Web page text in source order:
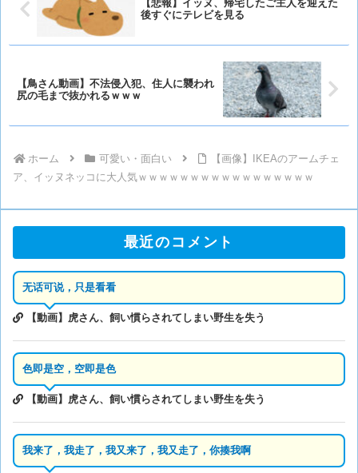
【悲報】イッヌ、帰宅したご主人を迎えた
後すぐにテレビを見る
【鳥さん動画】不法侵入犯、住人に襲われ
尻の毛まで抜かれるｗｗｗ
ホーム 可愛い・面白い
【画像】IKEAのアームチェ
ア、イッヌネッコに大人気ｗｗｗｗｗｗｗｗｗｗｗｗｗｗｗｗｗ
最近のコメント
无话可说，只是看看
【動画】虎さん、飼い慣らされてしまい野生を失う
色即是空，空即是色
【動画】虎さん、飼い慣らされてしまい野生を失う
我来了，我走了，我又来了，我又走了，你揍我啊